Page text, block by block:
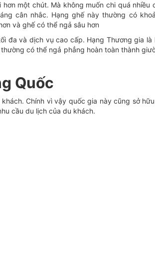
một chút. Mà không muốn chi quá nhiều
cân nhắc. Hạng ghế này thường có
và ghế có thể ngả sâu hơn
đa và dịch vụ cao cấp. Hạng Thương gia là
có thể ngả phẳng hoàn toàn thành
Quốc
Chính vì vậy quốc gia này cũng sở
cầu du lịch của du khách.